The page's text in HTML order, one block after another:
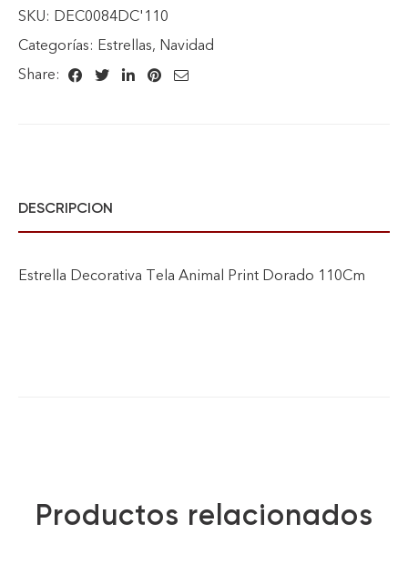
SKU: DEC0084DC'110
Categorías: Estrellas, Navidad
Share:
DESCRIPCION
Estrella Decorativa Tela Animal Print Dorado 110Cm
Productos relacionados